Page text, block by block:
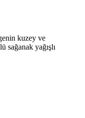
kuzey ve
sağanak yağışlı